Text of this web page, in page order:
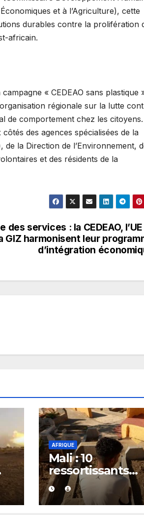
et à l’Agriculture), cette
durables contre la prolifération
africain.
« CEDEAO sans plastique
régionale sur la lutte
de comportement chez les citoyens.
des agences spécialisées de la
de la Direction de l’Environnement,
et des résidents de la
des services : la CEDEAO,
GIZ harmonisent leur
d’intégration
AFRIQUE
Mali : 10
ressortissants
chinois arrêtés
l’exploitation
présumée d’un